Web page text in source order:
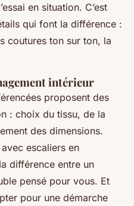
en situation. C’est
qui font la différence :
coutures ton sur ton, la
intérieur
proposent des
: choix du tissu, de la
des dimensions.
escaliers en
différence entre un
pensé pour vous. Et
pour une démarche